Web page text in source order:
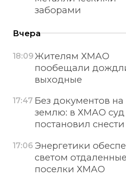
заборами
Вчера
18:09 Жителям ХМАО
пообещали
выходные
17:47 Без документов на
землю: в ХМАО суд
постановил
17:06 Энергетики
светом отдаленные
поселки ХМАО